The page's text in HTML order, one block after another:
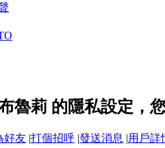
魯莉 的隱私設定，
好友 |打個招呼 |發送消息 |用戶詳